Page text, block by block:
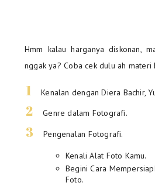
Hmm kalau harganya diskonan,
nggak ya? Coba cek dulu ah materi
Kenalan dengan Diera Bachir,
Genre dalam Fotografi.
Pengenalan Fotografi.
Kenali Alat Foto Kamu.
Begini Cara
Foto.